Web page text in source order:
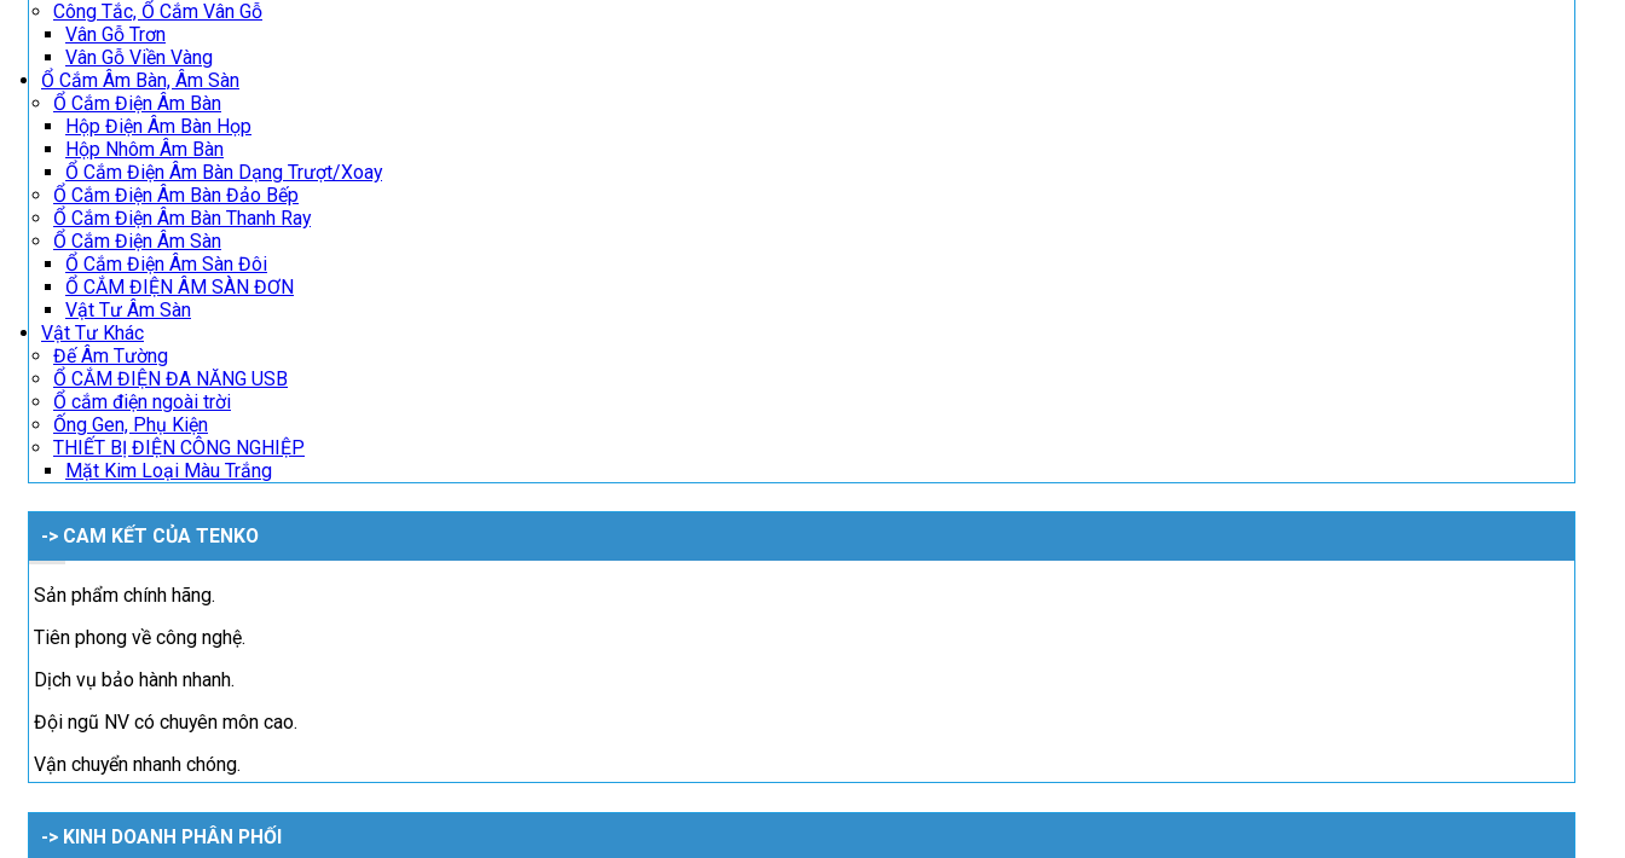
Công Tắc, Ổ Cắm Vân Gỗ
Vân Gỗ Trơn
Vân Gỗ Viền Vàng
Ổ Cắm Âm Bàn, Âm Sàn
Ổ Cắm Điện Âm Bàn
Hộp Điện Âm Bàn Họp
Hộp Nhôm Âm Bàn
Ổ Cắm Điện Âm Bàn Dạng Trượt/Xoay
Ổ Cắm Điện Âm Bàn Đảo Bếp
Ổ Cắm Điện Âm Bàn Thanh Ray
Ổ Cắm Điện Âm Sàn
Ổ Cắm Điện Âm Sàn Đôi
Ổ CẮM ĐIỆN ÂM SÀN ĐƠN
Vật Tư Âm Sàn
Vật Tư Khác
Đế Âm Tường
Ổ CẮM ĐIỆN ĐA NĂNG USB
Ổ cắm điện ngoài trời
Ống Gen, Phụ Kiện
THIẾT BỊ ĐIỆN CÔNG NGHIỆP
Mặt Kim Loại Màu Trắng
-> CAM KẾT CỦA TENKO
Sản phẩm chính hãng.
Tiên phong về công nghệ.
Dịch vụ bảo hành nhanh.
Đội ngũ NV có chuyên môn cao.
Vận chuyển nhanh chóng.
-> KINH DOANH PHÂN PHỐI